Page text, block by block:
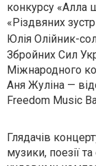
конкурсу «Алла
«Різдвяних
Юлія Олійник-
Збройних Сил
Міжнародного
Аня Жуліна —
Freedom Music
Глядачів
музики, поезії